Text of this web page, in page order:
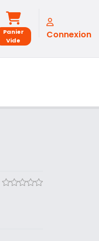
Panier
Vide
Connexion